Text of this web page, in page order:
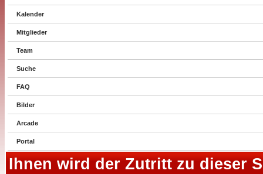
Kalender
Mitglieder
Team
Suche
FAQ
Bilder
Arcade
Portal
Ihnen wird der Zutritt zu dieser